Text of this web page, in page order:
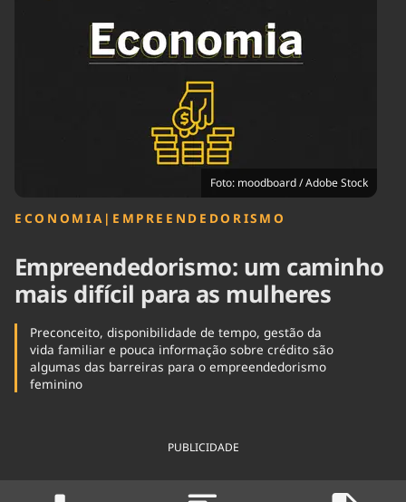
Economia
Educação
Infraestrutura
Internacional
Podcast
Política
Saúde
Foto: moodboard / Adobe Stock
ECONOMIA | EMPREENDEDORISMO
Empreendedorismo: um caminho
mais difícil para as mulheres
Preconceito, disponibilidade de tempo, gestão da
vida familiar e pouca informação sobre crédito são
algumas das barreiras para o empreendedorismo
feminino
PUBLICIDADE